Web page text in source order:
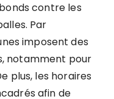
contre les
Par
imposent des
notamment pour
plus, les horaires
afin de